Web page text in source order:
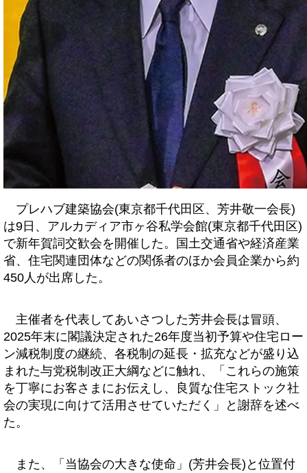
プレハブ建築協会(東京都千代田区、芳井敬一会長)
は9日、アルカディア市ヶ谷私学会館(東京都千代田区)
で新年賀詞交歓会を開催した。国土交通省や経済産業
省、住宅関連団体などの関係者のほか会員企業から約
450人が出席した。
主催者を代表してあいさつした芳井会長は冒頭、
2025年末に閣議決定された26年度当初予算や住宅ロー
ン減税制度の継続、各税制の延長・拡充などが盛り込
まれた与党税制改正大綱などに触れ、「これらの施策
を丁寧にお客さまにお伝えし、良質な住宅ストック社
会の実現に向けて活用させていただく」と謝辞を述べ
た。
また、「当協会の大きな使命」(芳井会長)と位置付